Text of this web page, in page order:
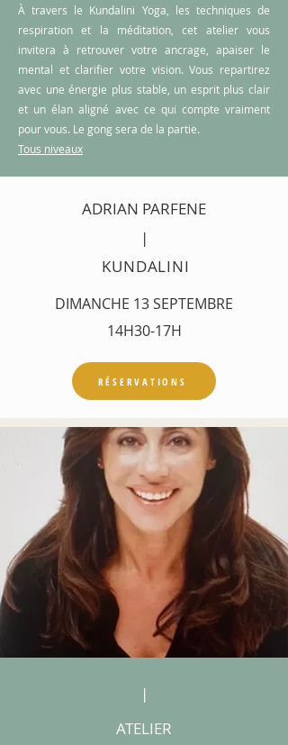
À travers le Kundalini Yoga, les techniques de
respiration et la méditation, cet atelier vous
invitera à retrouver votre ancrage, apaiser le
mental et clarifier votre vision. Vous repartirez
avec une énergie plus stable, un esprit plus clair
et un élan aligné avec ce qui compte vraiment
pour vous. Le gong sera de la partie.
Tous niveaux
ADRIAN PARFENE
|
KUNDALINI
DIMANCHE 13 SEPTEMBRE
14H30-17H
RÉSERVATIONS
|
ATELIER